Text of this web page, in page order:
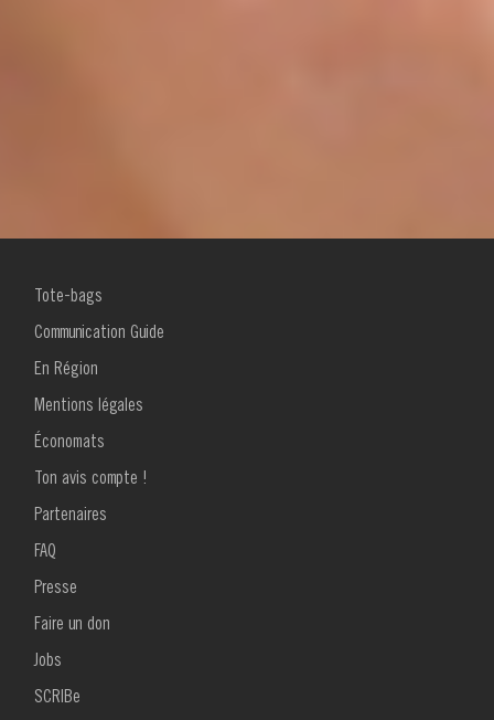
MENU
FOOTER
Tote-bags
Communication Guide
En Région
Mentions légales
Économats
Ton avis compte !
MENU
FOOTER
Partenaires
FAQ
Presse
Faire un don
Jobs
SCRIBe